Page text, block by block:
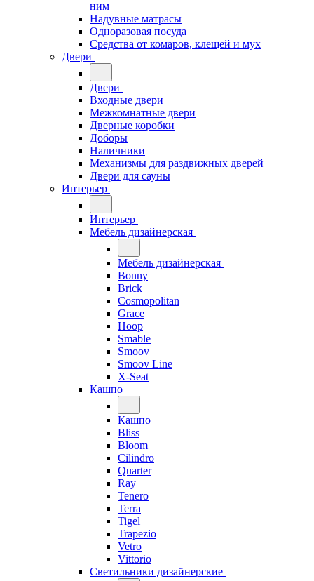
ним
Надувные матрасы
Одноразовая посуда
Средства от комаров, клещей и мух
Двери
Двери
Входные двери
Межкомнатные двери
Дверные коробки
Доборы
Наличники
Механизмы для раздвижных дверей
Двери для сауны
Интерьер
Интерьер
Мебель дизайнерская
Мебель дизайнерская
Bonny
Brick
Cosmopolitan
Grace
Hoop
Smable
Smoov
Smoov Line
X-Seat
Кашпо
Кашпо
Bliss
Bloom
Cilindro
Quarter
Ray
Tenero
Terra
Tigel
Trapezio
Vetro
Vittorio
Светильники дизайнерские